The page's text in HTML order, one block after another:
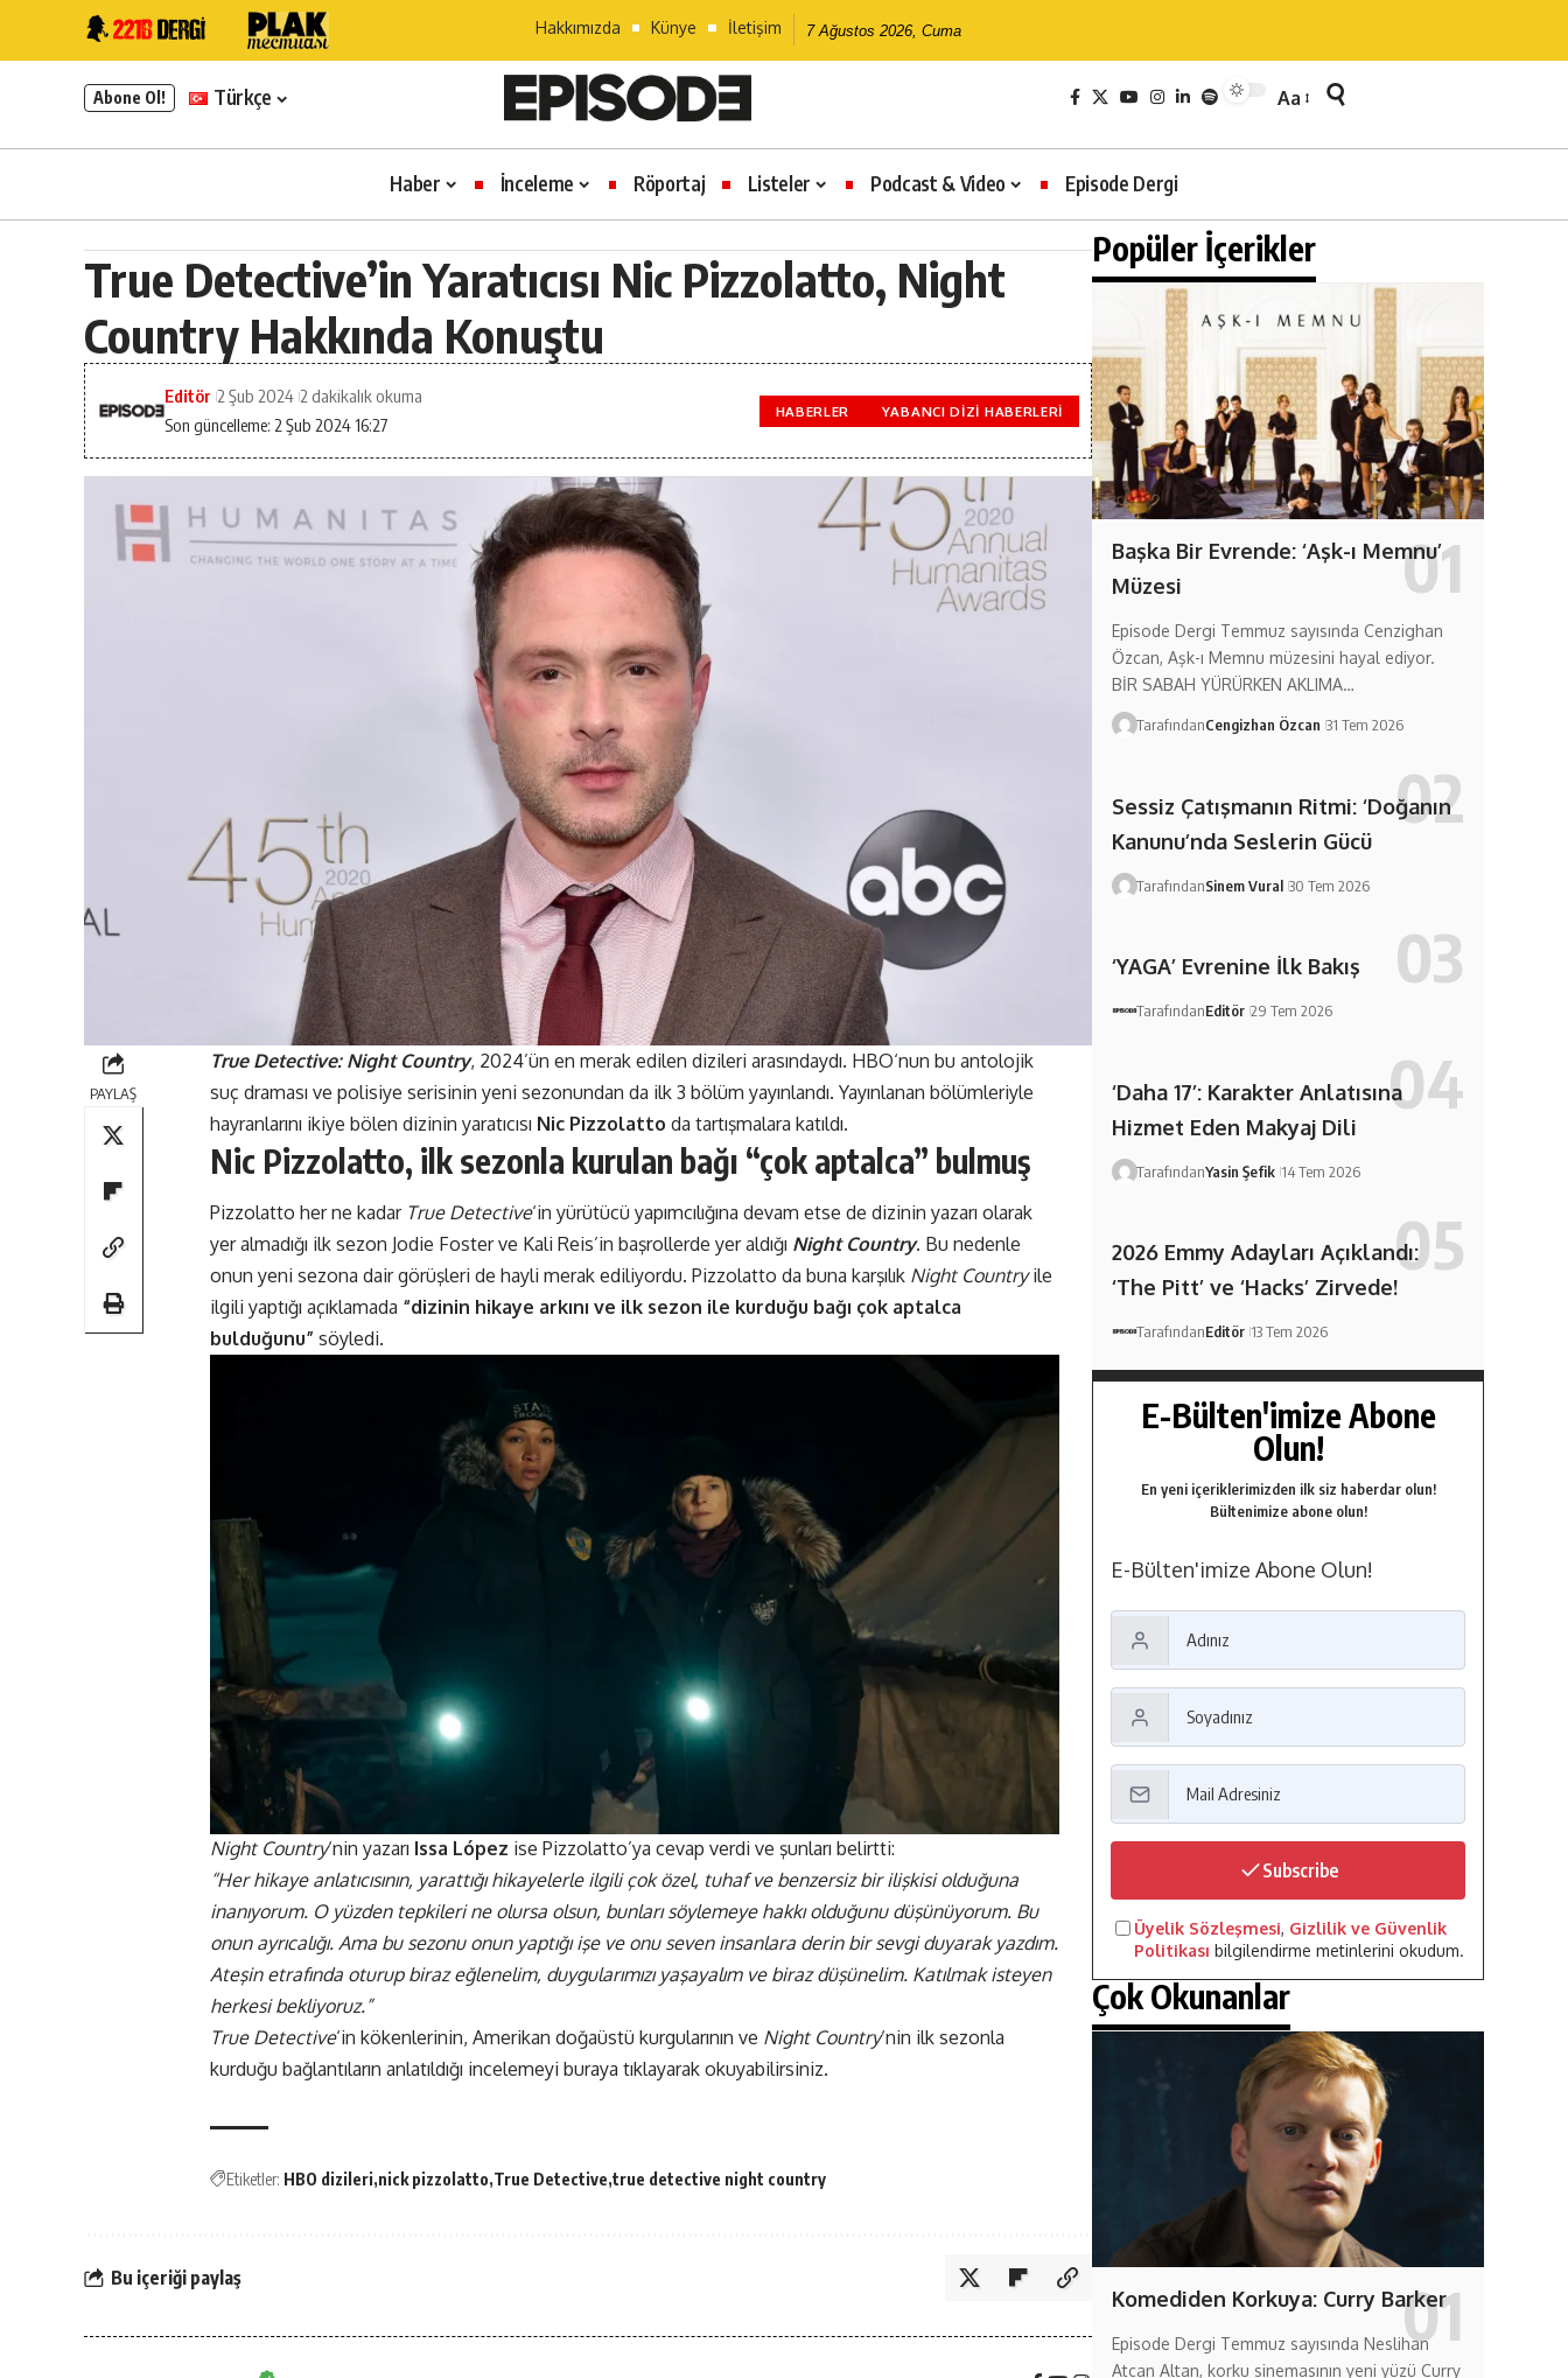
Hakkımızda Künye İletişim 7 Ağustos 2026, Cuma
Abone Ol! Türkçe Aa
Haber İnceleme Röportaj Listeler Podcast & Video Episode Dergi
True Detective’in Yaratıcısı Nic Pizzolatto, Night
Country Hakkında Konuştu
Son güncelleme: 2 Şub 2024 16:27
Editör 2 Şub 2024 2 dakikalık okuma
HABERLER YABANCI DIZI HABERLERI
PAYLAŞ
True Detective: Night Country, 2024’ün en merak edilen dizileri arasındaydı. HBO‘nun bu antolojik
suç draması ve polisiye serisinin yeni sezonundan da ilk 3 bölüm yayınlandı. Yayınlanan bölümleriyle
hayranlarını ikiye bölen dizinin yaratıcısı Nic Pizzolatto da tartışmalara katıldı.
Nic Pizzolatto, ilk sezonla kurulan bağı “çok aptalca” bulmuş
Pizzolatto her ne kadar True Detective‘in yürütücü yapımcılığına devam etse de dizinin yazarı olarak
yer almadığı ilk sezon Jodie Foster ve Kali Reis’in başrollerde yer aldığı Night Country. Bu nedenle
onun yeni sezona dair görüşleri de hayli merak ediliyordu. Pizzolatto da buna karşılık Night Country ile
ilgili yaptığı açıklamada “dizinin hikaye arkını ve ilk sezon ile kurduğu bağı çok aptalca
bulduğunu” söyledi.
Night Country‘nin yazarı Issa López ise Pizzolatto’ya cevap verdi ve şunları belirtti:
“Her hikaye anlatıcısının, yarattığı hikayelerle ilgili çok özel, tuhaf ve benzersiz bir ilişkisi olduğuna
inanıyorum. O yüzden tepkileri ne olursa olsun, bunları söylemeye hakkı olduğunu düşünüyorum. Bu
onun ayrıcalığı. Ama bu sezonu onun yaptığı işe ve onu seven insanlara derin bir sevgi duyarak yazdım.
Ateşin etrafında oturup biraz eğlenelim, duygularımızı yaşayalım ve biraz düşünelim. Katılmak isteyen
herkesi bekliyoruz.”
True Detective‘in kökenlerinin, Amerikan doğaüstü kurgularının ve Night Country‘nin ilk sezonla
kurduğu bağlantıların anlatıldığı incelemeyi buraya tıklayarak okuyabilirsiniz.
Etiketler: HBO dizileri nick pizzolatto True Detective true detective night country
Bu içeriği paylaş
Popüler İçerikler
Başka Bir Evrende: ‘Aşk-ı Memnu’
Müzesi
Episode Dergi Temmuz sayısında Cenzighan
Özcan, Aşk-ı Memnu müzesini hayal ediyor.
BİR SABAH YÜRÜRKEN AKLIMA…
TarafındanCengizhan Özcan 31 Tem 2026
Sessiz Çatışmanın Ritmi: ‘Doğanın
Kanunu’nda Seslerin Gücü
TarafındanSinem Vural 30 Tem 2026
‘YAGA’ Evrenine İlk Bakış
TarafındanEditör 29 Tem 2026
‘Daha 17’: Karakter Anlatısına
Hizmet Eden Makyaj Dili
TarafındanYasin Şefik 14 Tem 2026
2026 Emmy Adayları Açıklandı:
‘The Pitt’ ve ‘Hacks’ Zirvede!
TarafındanEditör 13 Tem 2026
E-Bülten'imize Abone
Olun!
En yeni içeriklerimizden ilk siz haberdar olun!
Bültenimize abone olun!
E-Bülten'imize Abone Olun!
Subscribe
Üyelik Sözleşmesi, Gizlilik ve Güvenlik
Politikası bilgilendirme metinlerini okudum.
Çok Okunanlar
Komediden Korkuya: Curry Barker
Episode Dergi Temmuz sayısında Neslihan
Atcan Altan, korku sinemasının yeni yüzü Curry